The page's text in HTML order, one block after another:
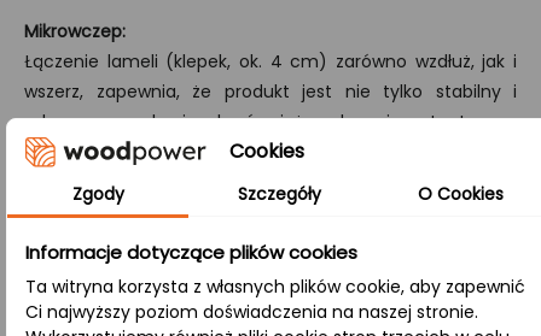
Mikrowczep:
Łączenie lameli (klepek, ok. 4 cm) zarówno wzdłuż, jak i
wszerz, zapewnia, że produkt jest nie tylko stabilny i
odporny na pękanie, ale również zachowuje autentyczną
strukturę drewna.
gładkość, a strona B prezentuje zdrowe sęki i naturalne
przebarwienia, łącząc nowoczesny wygląd z tradycyjnymi
cechami drewna.
Cookies
Zgody Szczegóły O Cookies
Informacje dotyczące plików cookies
Ta witryna korzysta z własnych plików cookie, aby zapewnić
Ci najwyższy poziom doświadczenia na naszej stronie.